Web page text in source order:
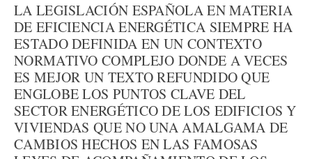
LA LEGISLACIÓN ESPAÑOLA EN MATERIA
DE EFICIENCIA ENERGÉTICA SIEMPRE HA
ESTADO DEFINIDA EN UN CONTEXTO
NORMATIVO COMPLEJO DONDE A VECES
ES MEJOR UN TEXTO REFUNDIDO QUE
ENGLOBE LOS PUNTOS CLAVE DEL
SECTOR ENERGÉTICO DE LOS EDIFICIOS Y
VIVIENDAS QUE NO UNA AMALGAMA DE
CAMBIOS HECHOS EN LAS FAMOSAS